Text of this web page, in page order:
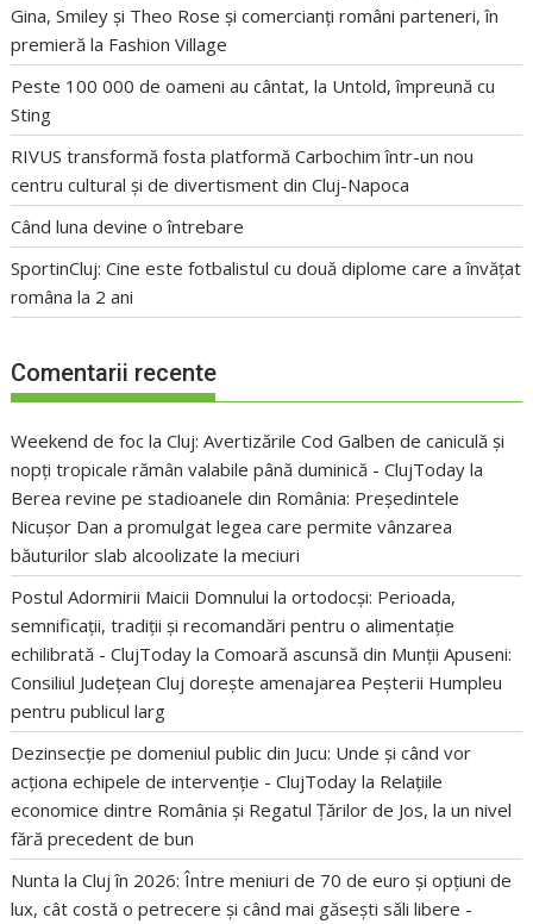
Gina, Smiley și Theo Rose și comercianți români parteneri, în
premieră la Fashion Village
Peste 100 000 de oameni au cântat, la Untold, împreună cu
Sting
RIVUS transformă fosta platformă Carbochim într-un nou
centru cultural și de divertisment din Cluj-Napoca
Când luna devine o întrebare
SportinCluj: Cine este fotbalistul cu două diplome care a învățat
româna la 2 ani
Comentarii recente
Weekend de foc la Cluj: Avertizările Cod Galben de caniculă și
nopți tropicale rămân valabile până duminică - ClujToday la
Berea revine pe stadioanele din România: Președintele
Nicușor Dan a promulgat legea care permite vânzarea
băuturilor slab alcoolizate la meciuri
Postul Adormirii Maicii Domnului la ortodocși: Perioada,
semnificații, tradiții și recomandări pentru o alimentație
echilibrată - ClujToday laComoară ascunsă din Munții Apuseni:
Consiliul Județean Cluj dorește amenajarea Peșterii Humpleu
pentru publicul larg
Dezinsecție pe domeniul public din Jucu: Unde și când vor
acționa echipele de intervenție - ClujToday la Relațiile
economice dintre România și Regatul Țărilor de Jos, la un nivel
fără precedent de bun
Nunta la Cluj în 2026: Între meniuri de 70 de euro și opțiuni de
lux, cât costă o petrecere și când mai găsești săli libere -